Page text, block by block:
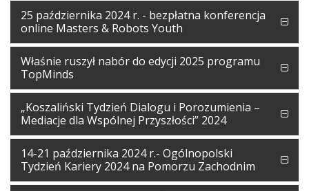
25 października 2024 r. - bezpłatna konferencja
online Masters & Robots Youth
Właśnie ruszył nabór do edycji 2025 programu
TopMinds
„Koszaliński Tydzień Dialogu i Porozumienia –
Mediacje dla Wspólnej Przyszłości” 2024
14-21 października 2024 r.- Ogólnopolski
Tydzień Kariery 2024 na Pomorzu Zachodnim